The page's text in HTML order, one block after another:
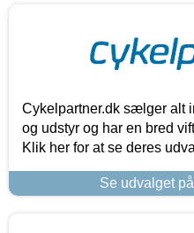
Cykelpartner.dk sælger alt
og udstyr og har en bred
Klik her for at se deres
Se udvalget